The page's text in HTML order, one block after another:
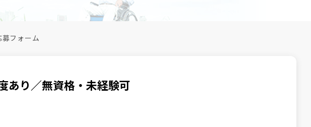
フォーム
あり／無資格・未経験可